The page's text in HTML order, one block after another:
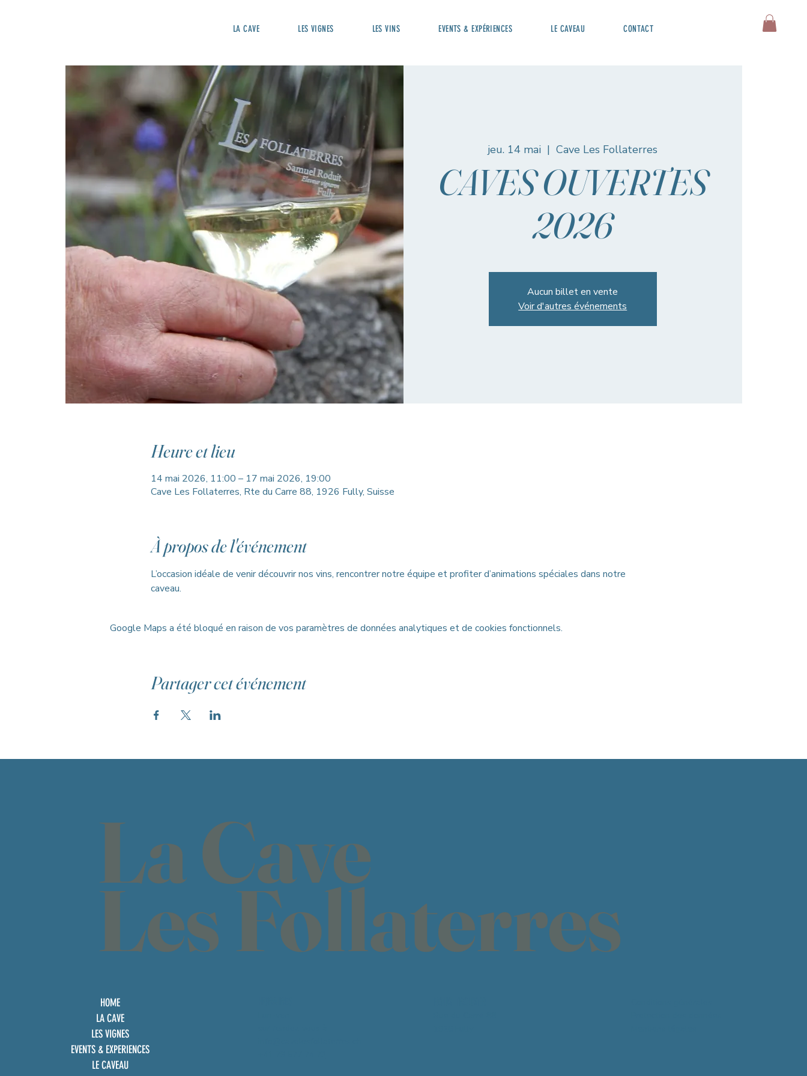
LA CAVE LES VIGNES LES VINS EVENTS & EXPÉRIENCES LE CAVEAU CONTACT
jeu. 14 mai
  |
Cave Les Follaterres
CAVES OUVERTES
2026
Aucun billet en vente
Voir d'autres événements
Heure et lieu
14 mai 2026, 11:00 – 17 mai 2026, 19:00
Cave Les Follaterres, Rte du Carre 88, 1926 Fully, Suisse
À propos de l'événement
L’occasion idéale de venir découvrir nos vins, rencontrer notre équipe et profiter d’animations spéciales dans notre
caveau.
Google Maps a été bloqué en raison de vos paramètres de données analytiques et de cookies fonctionnels.
Partager cet événement
La Cave
Les Follaterres
HOME
LA CAVE
LES VIGNES
EVENTS & EXPERIENCES
LE CAVEAU